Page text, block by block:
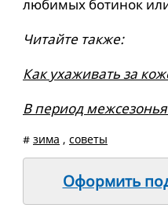
любимых ботинок
Читайте также:
Как ухаживать за
В период
# зима , советы
Оформить